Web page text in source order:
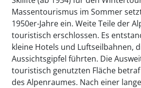
Massentourismus im Sommer
1950er-Jahre ein. Weite Teile der
touristisch erschlossen. Es
kleine Hotels und Luftseilbahnen,
Aussichtsgipfel führten. Die
touristisch genutzten Fläche
des Alpenraumes. Nach einer